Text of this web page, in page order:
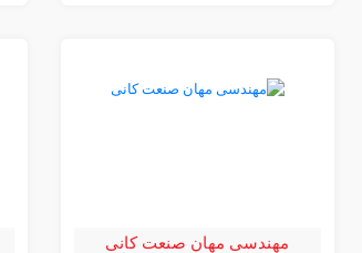
مهندسی مهان صنعت کانی